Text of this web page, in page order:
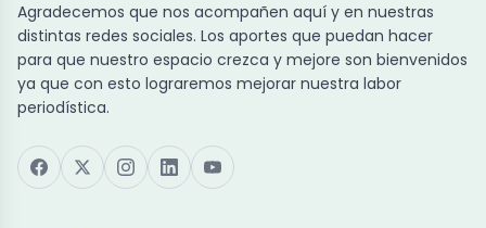
Agradecemos que nos acompañen aquí y en nuestras
distintas redes sociales. Los aportes que puedan hacer
para que nuestro espacio crezca y mejore son bienvenidos
ya que con esto lograremos mejorar nuestra labor
periodística.